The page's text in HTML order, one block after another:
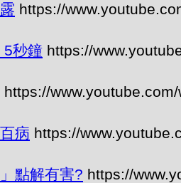
https://
5秒鐘 https://
https://
病 https://
點解有害? https://